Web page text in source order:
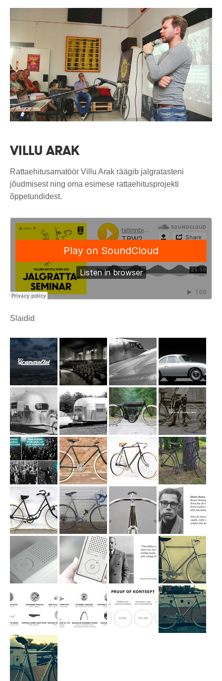
VILLU ARAK
Rattaehitusamatöör Villu Arak räägib jalgratasteni
jõudmisest ning oma esimese rattaehitusprojekti
õppetundidest.
Slaidid